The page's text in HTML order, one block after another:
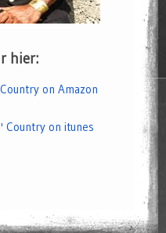
hier:
on Amazon
Country on itunes